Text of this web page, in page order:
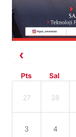
Pts Sal
27 28
3 4